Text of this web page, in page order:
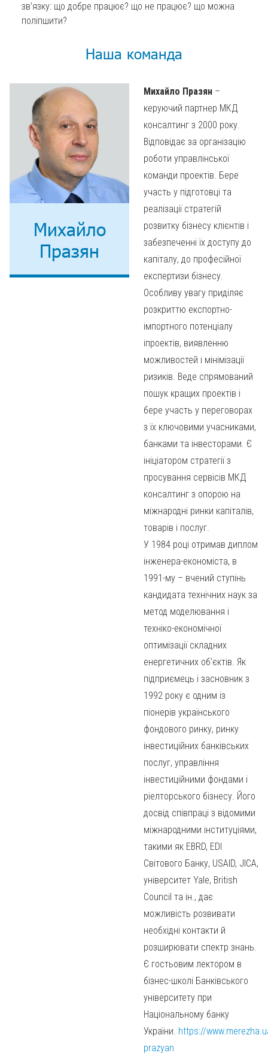
зв’язку: що добре працює? що не працює? що можна
поліпшити?
Наша команда
Михайло
Празян
Михайло Празян –
керуючий партнер МКД
консалтинг з 2000 року.
Відповідає за організацію
роботи управлінської
команди проектів. Бере
участь у підготовці та
реалізації стратегій
розвитку бізнесу клієнтів і
забезпеченні їх доступу до
капіталу, до професійної
експертизи бізнесу.
Особливу увагу приділяє
розкриттю експортно-
імпортного потенціалу
іпроектів, виявленню
можливостей і мінімізації
ризиків. Веде спрямований
пошук кращих проектів і
бере участь у переговорах
з їх ключовими учасниками,
банками та інвесторами. Є
ініціатором стратегії з
просування сервісів МКД
консалтинг з опорою на
міжнародні ринки капіталів,
товарів і послуг.
У 1984 році отримав диплом
інженера-економіста, в
1991-му – вчений ступінь
кандидата технічних наук за
метод моделювання і
техніко-економічної
оптимізації складних
енергетичних об’єктів. Як
підприємець і засновник з
1992 року є одним із
піонерів українського
фондового ринку, ринку
інвестиційних банківських
послуг, управління
інвестиційними фондами і
ріелторського бізнесу. Його
досвід співпраці з відомими
міжнародними інституціями,
такими як EBRD, EDI
Світового Банку, USAID, JICA,
університет Yale, British
Council та ін., дає
можливість розвивати
необхідні контакти й
розширювати спектр знань.
Є гостьовим лектором в
бізнес-школі Банківського
університету при
Національному банку
України. https://
prazyan